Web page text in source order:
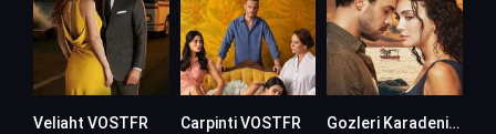
Veliaht VOSTFR Carpinti VOSTFR Gozleri Karadeniz VOSTFR